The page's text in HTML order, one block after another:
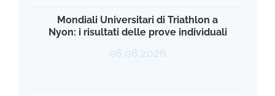
Mondiali Universitari di Triathlon a
Nyon: i risultati delle prove individuali
08.08.2026